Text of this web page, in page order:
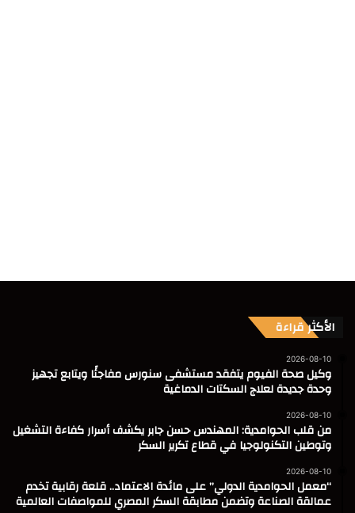
الأكثر قراءة
2026-08-10
وكيل صحة الفيوم يتفقد مستشفى سنورس مفاجئًا ويتابع تجهيز
وحدة جديدة لعلاج السكتات الدماغية
2026-08-10
من قلب الحوامدية: المهندس حسن جابر يكشف أسرار كفاءة التشغيل
وتوطين التكنولوجيا في قطاع تكرير السكر
2026-08-10
“معمل الحوامدية الدولي” على مائدة الاعتماد.. قلعة رقابية تخدم
عمالقة الصناعة وتضمن مطابقة السكر المصري للمواصفات العالمية